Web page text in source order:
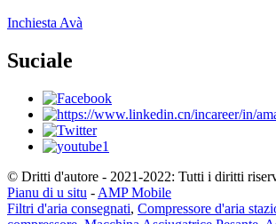
Inchiesta Avà
Suciale
© Dritti d'autore - 2021-2022: Tutti i diritti
Pianu di u situ - AMP Mobile
Filtri d'aria consegnati, Compressore d'aria